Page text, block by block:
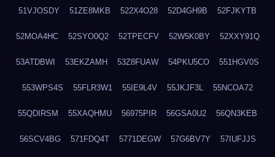
51VJOSDY 51ZE8MKB 522X4O28 52D4GH9B 52FJKYTB
52MOA4HC 52SYO0Q2 52TPECFV 52W5K0BY 52XXY91Q
53ATDBWI 53EKZAMH 53Z8FUAW 54PKU5CO 551HGV0S
553WPS4S 55FLR3W1 55IE9L4V 55JKJF3L 55NCOA72
55QDIRSM 55XAQHMU 56975PIR 56GSA0U2 56QN3KEB
56SCV4BG 571FDQ4T 5771DEGW 57G6BV7Y 57IUFJJS